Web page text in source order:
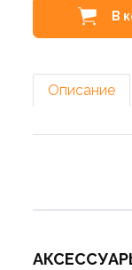
В
Описание